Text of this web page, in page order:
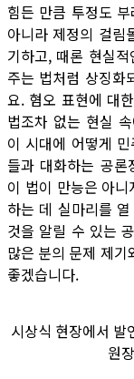
힘든 만큼 투정도
아니라 제정의 걸림
기하고, 때론 현실
주는 법처럼 상징화
요. 혐오 표현에 대
법조차 없는 현실
이 시대에 어떻게
들과 대화하는 공론
이 법이 만능은 아
하는 데 실마리를
것을 알릴 수 있는
많은 분의 문제 제기
좋겠습니다.
시상식 현장에서 발
원